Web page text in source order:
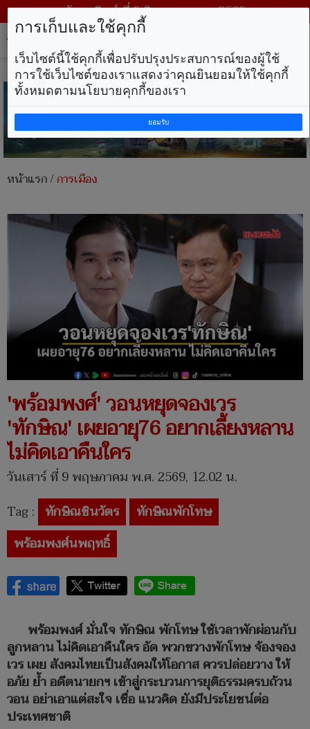
วันอาทิตย์ ที่ 9 สิงหาคม พ.ศ. 2569
หน้าแรก/การเมือง
'พร้อมพงศ์' วอนหยุดจองเวร
'ทักษิณ' เผยอายุ76 อยากเลี้ยงหลาน
ไม่คิดเอาคืนใคร
วันเสาร์ ที่ 9 พฤษภาคม พ.ศ. 2569, 12.02 น.
Tag : ทักษิณชินวัตร
ทักษิณพักโทษ
พร้อมพงศ์นพฤทธิ์
พร้อมพงศ์ มั่นใจ ทักษิณ พักโทษ ใช้เวลาพักผ่อนกับ
ลูกหลาน ไม่คิดเอาคืนใคร อัด พวกขวางพักโทษ จ้องจอง
เวร เผย สังคมไทยเป็นสังคมให้โอกาส ควรปล่อยวาง ให้
อภัย ย้ำ อดีตนายกฯ เข้าสู่กระบวนการยุติธรรมครบถ้วน
วอน อย่าเอาแต่สะใจ เชื่อ แนวคิด ยังมีประโยชน์ต่อ
ประเทศชาติ
การเก็บและใช้คุกกี้
เว็บไซต์นี้ใช้คุกกี้เพื่อปรับปรุงประสบการณ์ของผู้ใช้
การใช้เว็บไซต์ของเราแสดงว่าคุณยินยอมให้ใช้คุกกี้
ทั้งหมดตามนโยบายคุกกี้ของเรา
ยอมรับ